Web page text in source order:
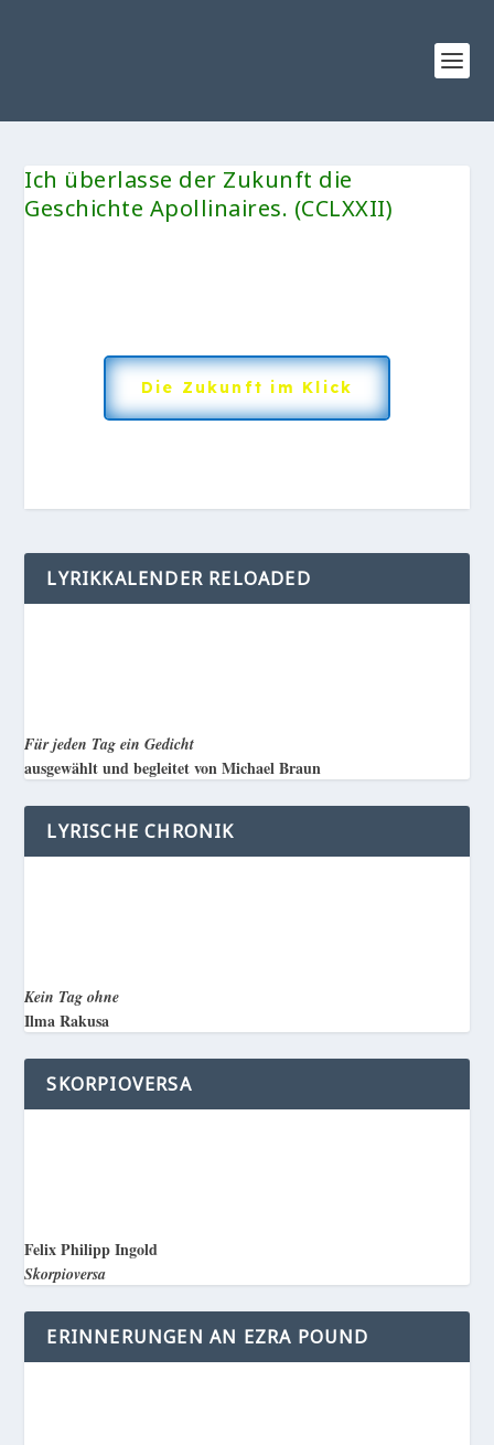
Ich überlasse der Zukunft die
Geschichte Apollinaires. (CCLXXII)
Die Zukunft im Klick
LYRIKKALENDER RELOADED
Für jeden Tag ein Gedicht
ausgewählt und begleitet von Michael Braun
LYRISCHE CHRONIK
Kein Tag ohne
Ilma Rakusa
SKORPIOVERSA
Felix Philipp Ingold
Skorpioversa
ERINNERUNGEN AN EZRA POUND